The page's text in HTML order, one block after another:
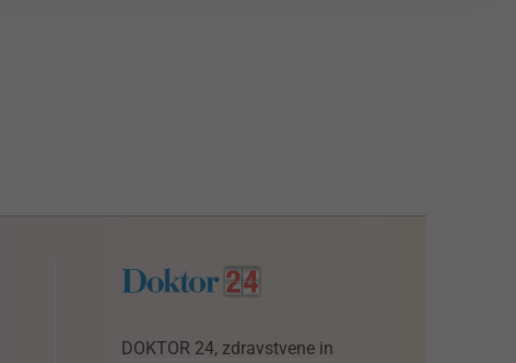
DOKTOR 24, zdravstvene in